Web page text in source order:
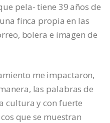
pela- tiene 39 años de
finca propia en las
bolera e imagen de
me impactaron,
las palabras de
cultura y con fuerte
que se muestran